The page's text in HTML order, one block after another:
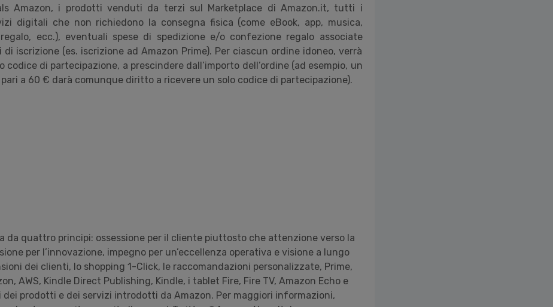
Amazon, i prodotti venduti da terzi sul Marketplace di Amazon.it, tutti i
digitali che non richiedono la consegna fisica (come eBook, app, musica,
ecc.), eventuali spese di spedizione e/o confezione regalo associate
iscrizione (es. iscrizione ad Amazon Prime). Per ciascun ordine idoneo, verrà
codice di partecipazione, a prescindere dall’importo dell’ordine (ad esempio, un
a 60 € darà comunque diritto a ricevere un solo codice di partecipazione).
da quattro principi: ossessione per il cliente piuttosto che attenzione verso la
per l’innovazione, impegno per un’eccellenza operativa e visione a lungo
dei clienti, lo shopping 1-Click, le raccomandazioni personalizzate, Prime,
AWS, Kindle Direct Publishing, Kindle, i tablet Fire, Fire TV, Amazon Echo e
dei prodotti e dei servizi introdotti da Amazon. Per maggiori informazioni,